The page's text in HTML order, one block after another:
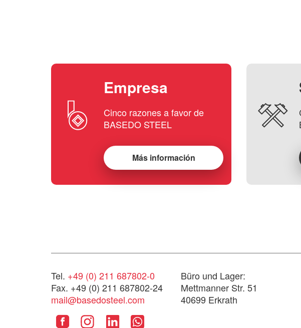
Empresa
Cinco razones a favor de
BASEDO STEEL
Más información
Tel. +49 (0) 211 687802-0
Fax. +49 (0) 211 687802-24
mail@basedosteel.com
Büro und Lager:
Mettmanner Str. 51
40699 Erkrath